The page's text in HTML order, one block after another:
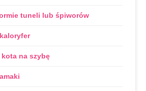
tuneli lub śpiworów
na szybę